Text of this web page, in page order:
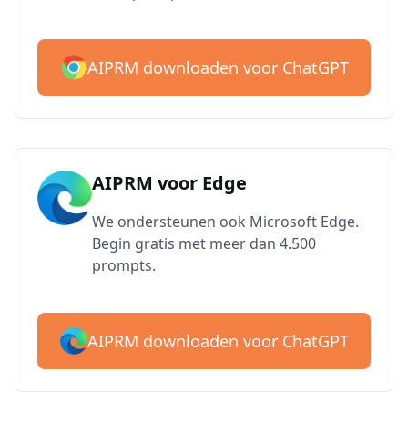
AIPRM downloaden voor ChatGPT
AIPRM voor Edge
We ondersteunen ook Microsoft Edge.
Begin gratis met meer dan 4.500
prompts.
AIPRM downloaden voor ChatGPT